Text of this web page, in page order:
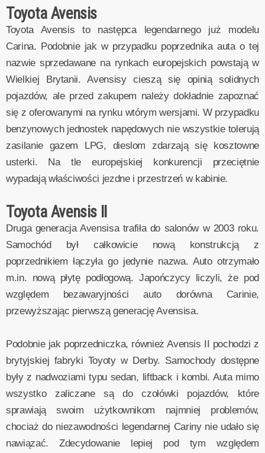
Toyota Avensis
Toyota Avensis to następca legendarnego już modelu
Carina. Podobnie jak w przypadku poprzednika auta o tej
nazwie sprzedawane na rynkach europejskich powstają w
Wielkiej Brytanii. Avensisy cieszą się opinią solidnych
pojazdów, ale przed zakupem należy dokładnie zapoznać
się z oferowanymi na rynku wtórym wersjami. W przypadku
benzynowych jednostek napędowych nie wszystkie tolerują
zasilanie gazem LPG, dieslom zdarzają się kosztowne
usterki. Na tle europejskiej konkurencji przeciętnie
wypadają właściwości jezdne i przestrzeń w kabinie.
Toyota Avensis II
Druga generacja Avensisa trafiła do salonów w 2003 roku.
Samochód był całkowicie nową konstrukcją z
poprzednikiem łączyła go jedynie nazwa. Auto otrzymało
m.in. nową płytę podłogową. Japończycy liczyli, że pod
względem bezawaryjności auto dorówna Carinie,
przewyższając pierwszą generację Avensisa.
Podobnie jak poprzedniczka, również Avensis II pochodzi z
brytyjskiej fabryki Toyoty w Derby. Samochody dostępne
były z nadwoziami typu sedan, liftback i kombi. Auta mimo
wszystko zaliczane są do czołówki pojazdów, które
sprawiają swoim użytkownikom najmniej problemów,
chociaż do niezawodności legendarnej Cariny nie udało się
nawiązać. Zdecydowanie lepiej pod tym względem